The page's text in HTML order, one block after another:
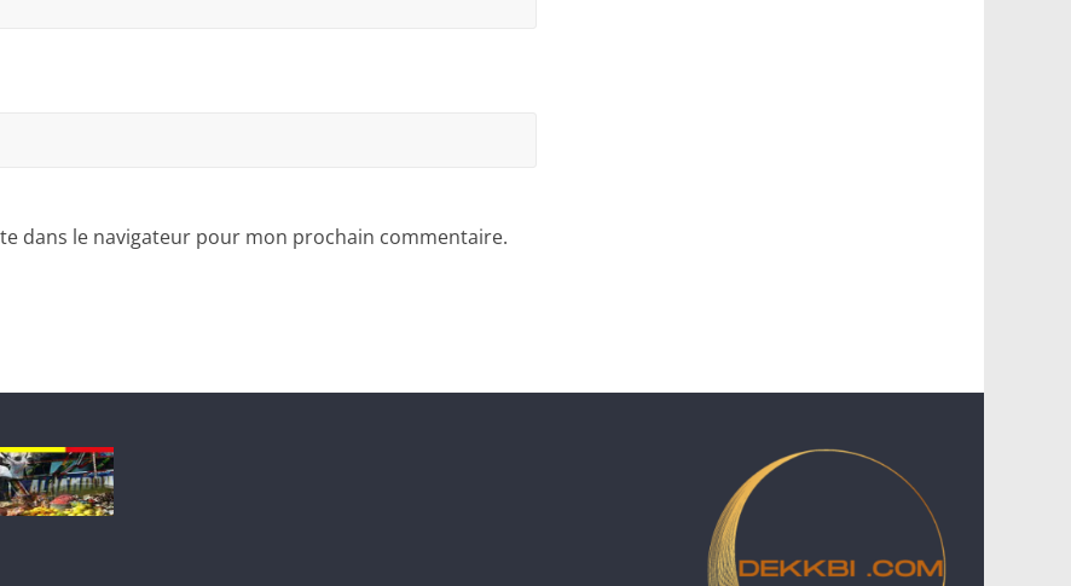
dans le navigateur pour mon prochain commentaire.